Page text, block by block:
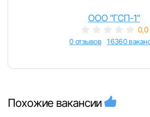
Вход в личный
Войдите в личный
вакансии с контактами
E-mail или Телефон
ООО "ГСП-1"
0,0
0 отзывов 16360
Похожие вакансии